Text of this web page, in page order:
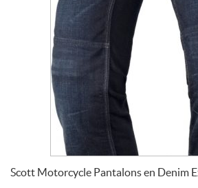
Scott Motorcycle Pantalons en Denim